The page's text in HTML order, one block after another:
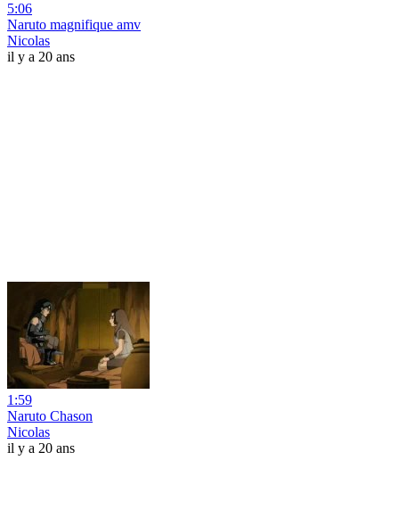
5:06
Naruto magnifique amv
Nicolas
il y a 20 ans
1:59
Naruto Chason
Nicolas
il y a 20 ans